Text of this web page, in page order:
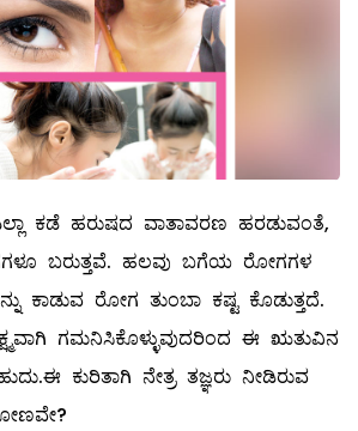
ಕಡೆ ಹರುಷದ ವಾತಾವರಣ ಹರಡುವಂತೆ,
ಬರುತ್ತವೆ. ಹಲವು ಬಗೆಯ ರೋಗಗಳ
ಕಾಡುವ ರೋಗ ತುಂಬಾ ಕಷ್ಟ ಕೊಡುತ್ತದೆ.
ಗಮನಿಸಿಕೊಳ್ಳುವುದರಿಂದ ಈ ಋತುವಿನ
ಕುರಿತಾಗಿ ನೇತ್ರ ತಜ್ಞರು ನೀಡಿರುವ